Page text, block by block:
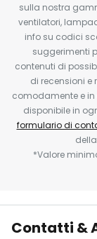
sulla nostra
ventilatori,
info su codici
suggerimenti
contenuti di
di recensioni
comodamente e
disponibile in
formulario di
*Valore
Contatti &